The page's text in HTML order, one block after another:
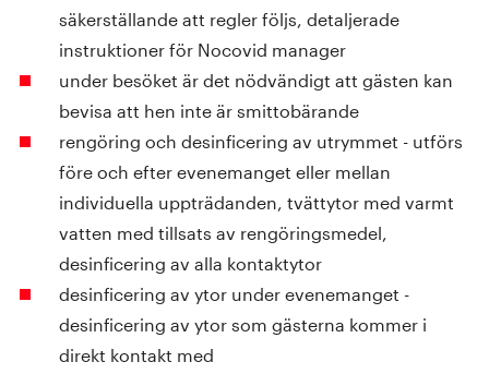
säkerställande att regler följs, detaljerade
instruktioner för Nocovid manager
under besöket är det nödvändigt att gästen kan
bevisa att hen inte är smittobärande
rengöring och desinficering av utrymmet - utförs
före och efter evenemanget eller mellan
individuella uppträdanden, tvättytor med varmt
vatten med tillsats av rengöringsmedel,
desinficering av alla kontaktytor
desinficering av ytor under evenemanget -
desinficering av ytor som gästerna kommer i
direkt kontakt med